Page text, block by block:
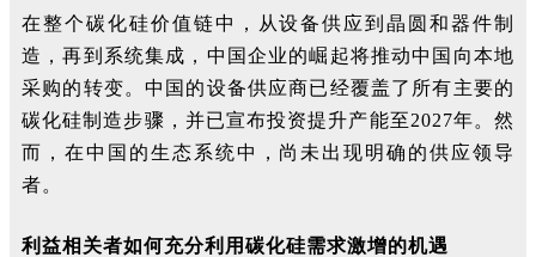
在整个碳化硅价值链中，从设备供应到晶圆和器件制
造，再到系统集成，中国企业的崛起将推动中国向本地
采购的转变。中国的设备供应商已经覆盖了所有主要的
碳化硅制造步骤，并已宣布投资提升产能至2027年。然
而，在中国的生态系统中，尚未出现明确的供应领导
者。
利益相关者如何充分利用碳化硅需求激增的机遇